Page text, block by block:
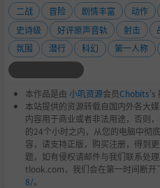
二战 冒险 剧情丰富 动作
史诗级
好评原声音轨 射击
氛围
潜行 科幻 第一人称
本作品是由 小叽资源会员Chobits's
本站提供的资源转载自国内外各大
内容用于商业或者非法用途，否则
的24个小时之内，从您的电脑中彻
容，请支持正版，购买注册，得到
题，如有侵权请邮件与我们联系处
tlook.com，我们会在第一时间断开
8/。